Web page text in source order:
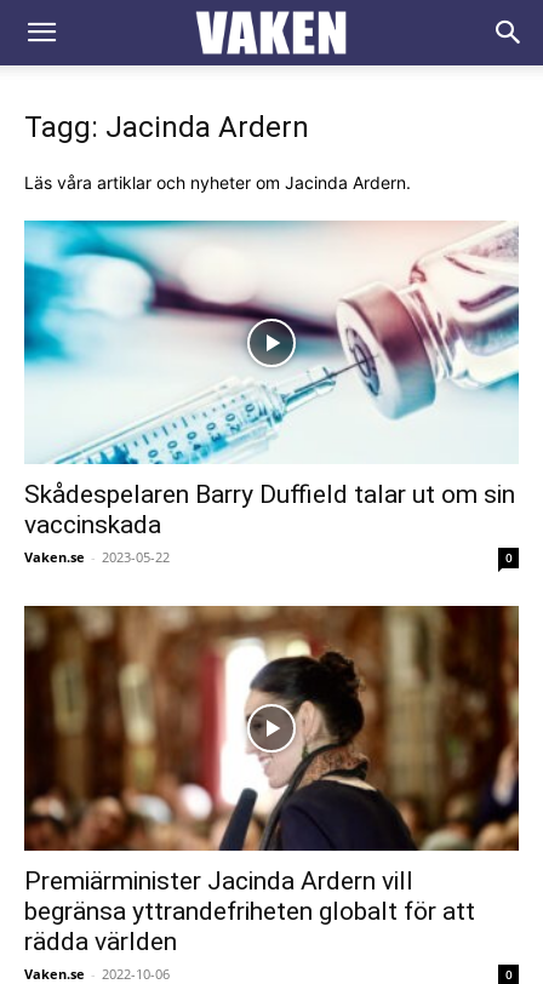
VAKEN.se
Tagg: Jacinda Ardern
Läs våra artiklar och nyheter om Jacinda Ardern.
Skådespelaren Barry Duffield talar ut om sin
vaccinskada
Vaken.se - 2023-05-22 0
Premiärminister Jacinda Ardern vill
begränsa yttrandefriheten globalt för att
rädda världen
Vaken.se - 2022-10-06 0